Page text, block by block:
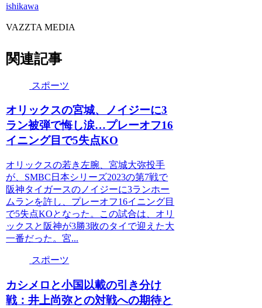
ishikawa
VAZZTA MEDIA
関連記事
スポーツ
オリックスの宮城、ノイジーに3
ラン被弾で悔し涙…プレーオフ16
イニング目で5失点KO
オリックスの若き左腕、宮城大弥投手
が、SMBC日本シリーズ2023の第7戦で
阪神タイガースのノイジーに3ランホー
ムランを許し、プレーオフ16イニング目
で5失点KOとなった。この試合は、オリ
ックスと阪神が3勝3敗のタイで迎えた大
一番だった。宮...
スポーツ
カシメロと小国以載の引き分け
戦：井上尚弥との対戦への期待と